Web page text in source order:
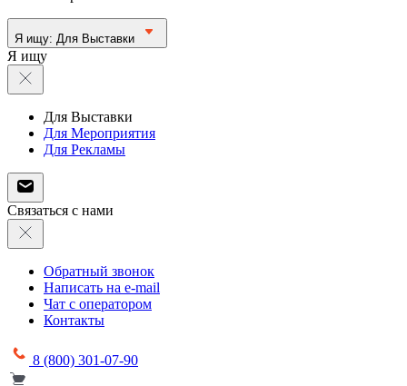
Я ищу: Для Выставки
Я ищу
Для Выставки
Для Мероприятия
Для Рекламы
Связаться с нами
Обратный звонок
Написать на e-mail
Чат с оператором
Контакты
8 (800) 301-07-90